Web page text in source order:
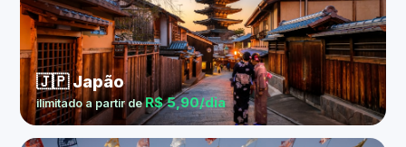
🇯🇵 Japão
ilimitado a partir deR$ 5,90/dia